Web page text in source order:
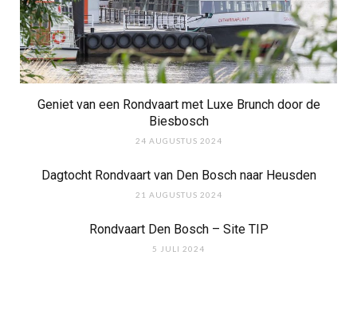
Geniet van een Rondvaart met Luxe Brunch door de
Biesbosch
24 AUGUSTUS 2024
Dagtocht Rondvaart van Den Bosch naar Heusden
21 AUGUSTUS 2024
Rondvaart Den Bosch – Site TIP
5 JULI 2024